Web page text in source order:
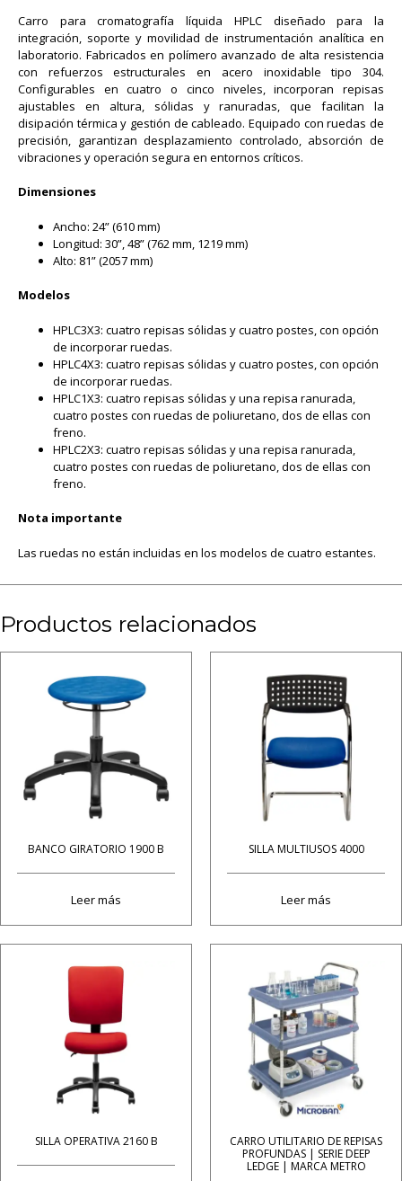
Carro para cromatografía líquida HPLC diseñado para la
integración, soporte y movilidad de instrumentación analítica en
laboratorio. Fabricados en polímero avanzado de alta resistencia
con refuerzos estructurales en acero inoxidable tipo 304.
Configurables en cuatro o cinco niveles, incorporan repisas
ajustables en altura, sólidas y ranuradas, que facilitan la
disipación térmica y gestión de cableado. Equipado con ruedas de
precisión, garantizan desplazamiento controlado, absorción de
vibraciones y operación segura en entornos críticos.
Dimensiones
Ancho: 24” (610 mm)
Longitud: 30”, 48” (762 mm, 1219 mm)
Alto: 81” (2057 mm)
Modelos
HPLC3X3: cuatro repisas sólidas y cuatro postes, con opción
de incorporar ruedas.
HPLC4X3: cuatro repisas sólidas y cuatro postes, con opción
de incorporar ruedas.
HPLC1X3: cuatro repisas sólidas y una repisa ranurada,
cuatro postes con ruedas de poliuretano, dos de ellas con
freno.
HPLC2X3: cuatro repisas sólidas y una repisa ranurada,
cuatro postes con ruedas de poliuretano, dos de ellas con
freno.
Nota importante
Las ruedas no están incluidas en los modelos de cuatro estantes.
Productos relacionados
BANCO GIRATORIO 1900 B
Leer más
SILLA MULTIUSOS 4000
Leer más
SILLA OPERATIVA 2160 B
CARRO UTILITARIO DE REPISAS
PROFUNDAS | SERIE DEEP
LEDGE | MARCA METRO